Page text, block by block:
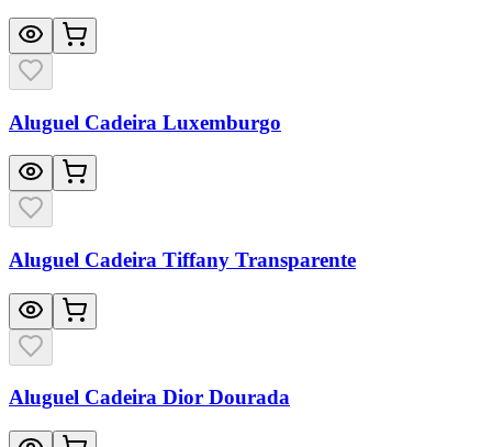
Aluguel Cadeira Luxemburgo
Aluguel Cadeira Tiffany Transparente
Aluguel Cadeira Dior Dourada